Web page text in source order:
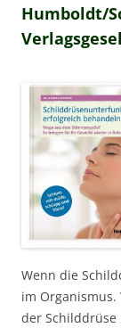
Humboldt/
Wenn die
im
der